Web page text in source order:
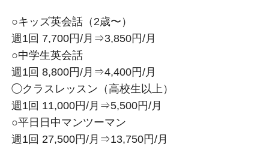
○キッズ英会話（2歳〜）
週1回 7,700円/月⇒3,850円/月
○中学生英会話
週1回 8,800円/月⇒4,400円/月
◯クラスレッスン（高校生以上）
週1回 11,000円/月⇒5,500円/月
○平日日中マンツーマン
週1回 27,500円/月⇒13,750円/月